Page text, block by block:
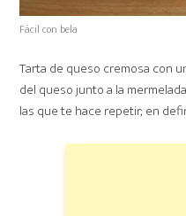
Fácil con bela
Tarta de queso cremosa con
del queso junto a la
las que te hace repetir; en